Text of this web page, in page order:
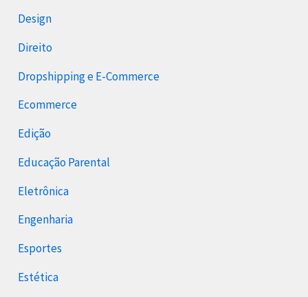
Design
Direito
Dropshipping e E-Commerce
Ecommerce
Edição
Educação Parental
Eletrônica
Engenharia
Esportes
Estética